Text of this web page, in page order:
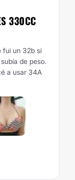
330CC
fui un 32b si
de peso.
a usar 34A